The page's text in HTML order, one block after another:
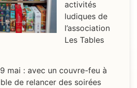
activités
ludiques de
l’association
Les Tables
mai : avec un couvre-feu à
de relancer des soirées